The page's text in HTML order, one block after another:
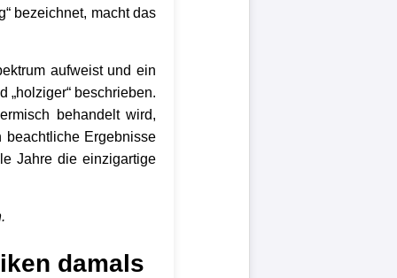
bezeichnet, macht das
aufweist und ein
„holziger“ beschrieben.
behandelt wird,
beachtliche Ergebnisse
Jahre die einzigartige
damals